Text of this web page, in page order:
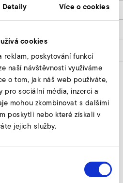
Detaily Více o cookies
cookies
reklam, poskytování funkcí
naší návštěvnosti využíváme
o tom, jak náš web používáte,
pro sociální média, inzerci a
mohou zkombinovat s dalšími
poskytli nebo které získali v
jejich služby.
50
din rådighed.